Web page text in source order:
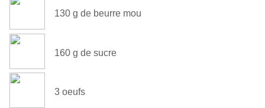
130 g de beurre mou
160 g de sucre
3 oeufs